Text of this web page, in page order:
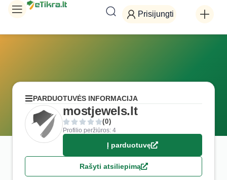
Prisijungti
PARDUOTUVĖS INFORMACIJA
mostjewels.lt
(0)
Profilio peržiūros: 4
Į parduotuvę
Rašyti atsiliepimą